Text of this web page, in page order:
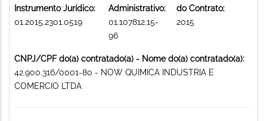
Instrumento Jurídico:
01.2015.2301.0519
Administrativo:
01.107812.15-
96
do Contrato:
2015
CNPJ/CPF do(a) contratado(a) - Nome do(a) contratado(a):
42.900.316/0001-80 - NOW QUIMICA INDUSTRIA E
COMERCIO LTDA